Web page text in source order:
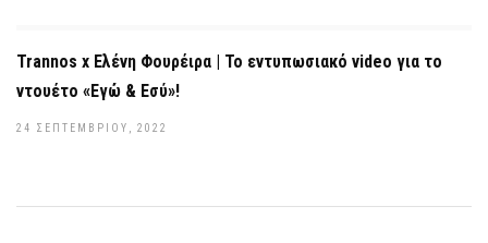
Trannos x Ελένη Φουρέιρα | Το εντυπωσιακό video για το
ντουέτο «Εγώ & Εσύ»!
24 ΣΕΠΤΕΜΒΡΊΟΥ, 2022